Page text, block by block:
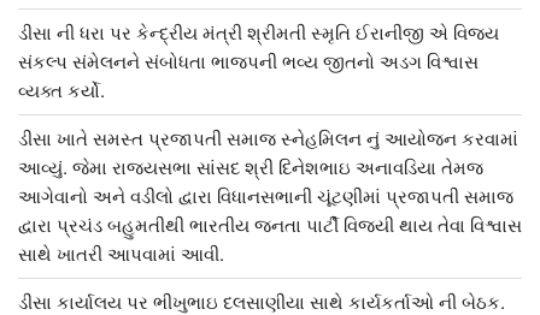
ડીસા ની ધરા પર કેન્દ્રીય મંત્રી શ્રીમતી સ્મૃતિ ઈરાનીજી એ વિજય
સંકલ્પ સંમેલનને સંબોધતા ભાજપની ભવ્ય જીતનો અડગ વિશ્વાસ
વ્યક્ત કર્યો.
ડીસા ખાતે સમસ્ત પ્રજાપતી સમાજ સ્નેહમિલન નું આયોજન કરવામાં
આવ્યું. જેમા રાજ્યસભા સાંસદ શ્રી દિનેશભાઇ અનાવડિયા તેમજ
આગેવાનો અને વડીલો દ્વારા વિધાનસભાની ચૂંટણીમાં પ્રજાપતી સમાજ
દ્વારા પ્રચંડ બહુમતીથી ભારતીય જનતા પાર્ટી વિજયી થાય તેવા વિશ્વાસ
સાથે ખાતરી આપવામાં આવી.
ડીસા કાર્યાલય પર ભીખુભાઇ દલસાણીયા સાથે કાર્યકર્તાઓ ની બેઠક.